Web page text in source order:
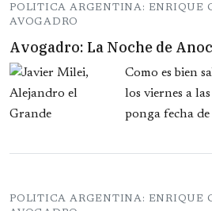
POLITICA ARGENTINA: ENRIQUE
AVOGADRO
Avogadro: La Noche de
Como es bien
los viernes a
ponga fecha de
POLITICA ARGENTINA: ENRIQUE